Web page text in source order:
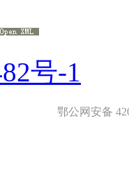
号-1
鄂公网安备